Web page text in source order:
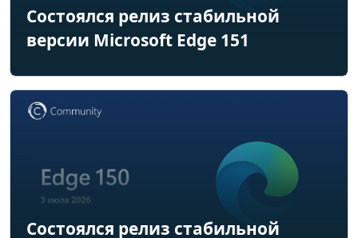
Состоялся релиз стабильной
версии Microsoft Edge 151
Состоялся релиз стабильной